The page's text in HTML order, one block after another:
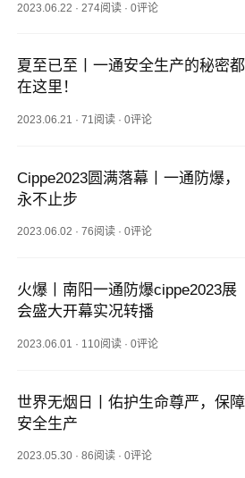
2023.06.22 · 274阅读 ·0评论
夏至已至丨一通安全生产的秘密都
在这里！
2023.06.21 ·71阅读 ·0评论
Cippe2023圆满落幕丨一通防爆，
永不止步
2023.06.02 ·76阅读 ·0评论
火爆丨南阳一通防爆cippe2023展
会盛大开幕实况转播
2023.06.01 · 110阅读 ·0评论
世界无烟日丨佑护生命尊严，保障
安全生产
2023.05.30 ·86阅读 ·0评论